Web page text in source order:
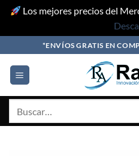
Los mejores precios del
to
content
*ENVÍOS GRATIS EN